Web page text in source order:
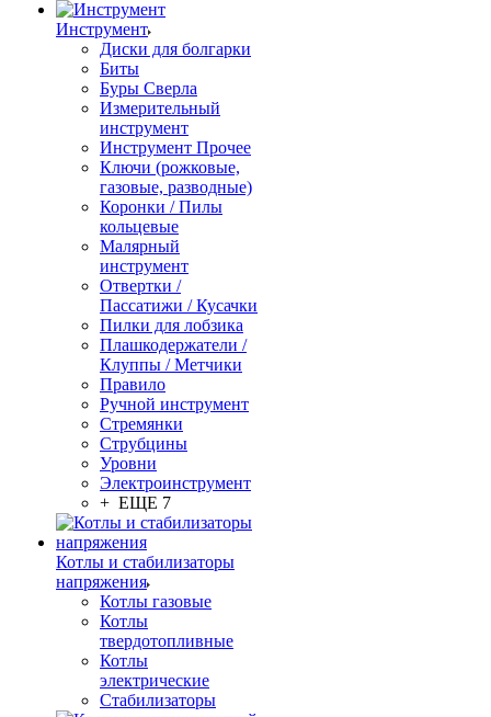
Инструмент
Диски для болгарки
Биты
Буры Сверла
Измерительный
инструмент
Инструмент Прочее
Ключи (рожковые,
газовые, разводные)
Коронки / Пилы
кольцевые
Малярный
инструмент
Отвертки /
Пассатижи / Кусачки
Пилки для лобзика
Плашкодержатели /
Клуппы / Метчики
Правило
Ручной инструмент
Стремянки
Струбцины
Уровни
Электроинструмент
+ ЕЩЕ 7
Котлы и стабилизаторы
напряжения
Котлы газовые
Котлы
твердотопливные
Котлы
электрические
Стабилизаторы